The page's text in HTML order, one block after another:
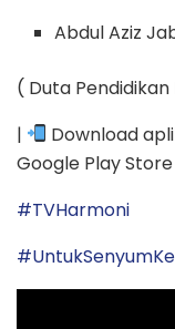
Abdul Aziz
( Duta
|
Download
Google Play Store
#TVHarmoni